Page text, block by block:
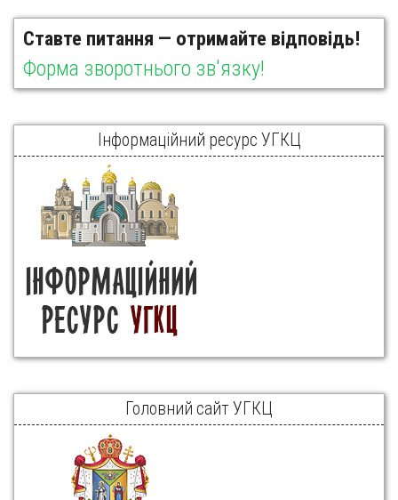
Ставте питання — отримайте відповідь!
Форма зворотнього зв'язку!
Інформаційний ресурс УГКЦ
Головний сайт УГКЦ